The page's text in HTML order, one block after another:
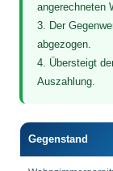
angerechneten
3. Der
abgezogen.
4. Übersteigt
Auszahlung.
Gegenstand